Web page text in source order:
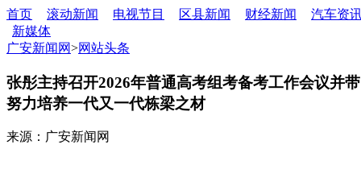
首页 滚动新闻 电视节目 区县新闻 财经新闻
汽车资
新媒体
广安新闻网>网站头条
张彤主持召开2026年普通高考组考备考工作会议并
努力培养一代又一代栋梁之材
来源：广安新闻网